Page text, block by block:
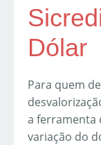
Dólar
Para quem
a ferramenta
variação do